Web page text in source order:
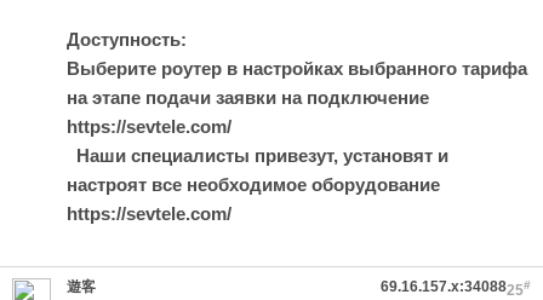
Доступность:
Выберите роутер в настройках выбранного тарифа
на этапе подачи заявки на подключение
https://sevtele.com/
Наши специалисты привезут, установят и
настроят все необходимое оборудование
https://sevtele.com/
25#
遊客
69.16.157.x:34088